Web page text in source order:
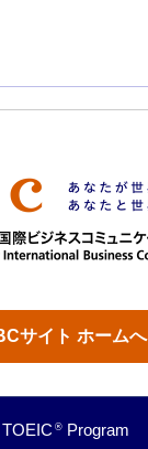
サイト ホームへ
TOEIC ® Program